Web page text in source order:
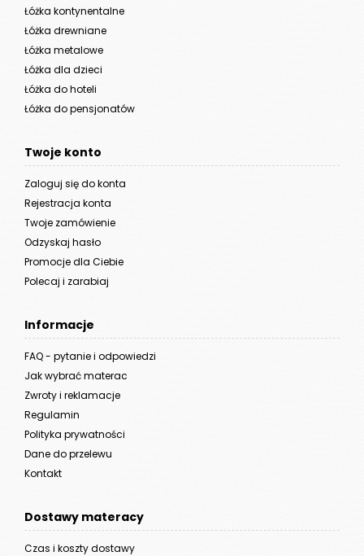
Łóżka kontynentalne
Łóżka drewniane
Łóżka metalowe
Łóżka dla dzieci
Łóżka do hoteli
Łóżka do pensjonatów
Twoje konto
Zaloguj się do konta
Rejestracja konta
Twoje zamówienie
Odzyskaj hasło
Promocje dla Ciebie
Polecaj i zarabiaj
Informacje
FAQ - pytanie i odpowiedzi
Jak wybrać materac
Zwroty i reklamacje
Regulamin
Polityka prywatności
Dane do przelewu
Kontakt
Dostawy materacy
Czas i koszty dostawy